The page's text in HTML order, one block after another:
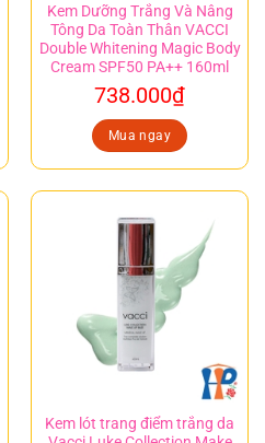
Kem Dưỡng Trắng Và Nâng
Tông Da Toàn Thân VACCI
Double Whitening Magic Body
Cream SPF50 PA++ 160ml
738.000₫
Mua ngay
Kem lót trang điểm trắng da